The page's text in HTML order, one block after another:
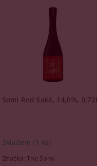
Somi Red Saké, 14,0%, 0,72l
Skladem (1 ks)
Značka:The Somi